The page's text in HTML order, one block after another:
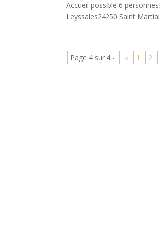
Accueil possible 6
Leyssales24250 Saint
Page 4 sur 4 - « 1 2